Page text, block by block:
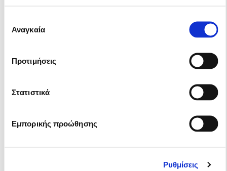
συγκατάθεσης
Αναγκαία
Προτιμήσεις
Στατιστικά
Εμπορικής προώθησης
Ρυθμίσεις
Η ηλεκτρική γκάμα Piaggio 1 με δώρο 2 χρόνια
επέκταση εγγύησης